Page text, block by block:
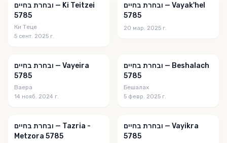
ובחרת בחיים — Ki Teitzei
5785
Ки Теце
5 сент. 2025 г.
ובחרת בחיים — Vayak'hel
5785
20 мар. 2025 г.
ובחרת בחיים — Vayeira
5785
Ваера
14 нояб. 2024 г.
ובחרת בחיים — Beshalach
5785
Бешалах
5 февр. 2025 г.
ובחרת בחיים — Tazria -
Metzora 5785
ובחרת בחיים — Vayikra
5785